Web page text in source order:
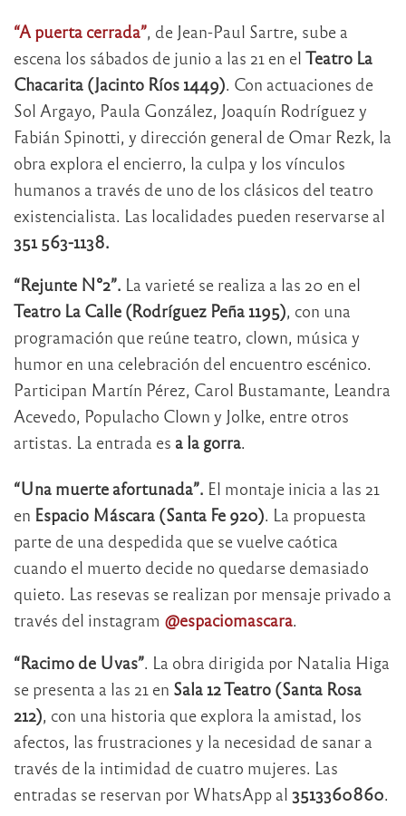
“A puerta cerrada”, de Jean-Paul Sartre, sube a
escena los sábados de junio a las 21 en el Teatro La
Chacarita (Jacinto Ríos 1449). Con actuaciones de
Sol Argayo, Paula González, Joaquín Rodríguez y
Fabián Spinotti, y dirección general de Omar Rezk, la
obra explora el encierro, la culpa y los vínculos
humanos a través de uno de los clásicos del teatro
existencialista. Las localidades pueden reservarse al
351 563-1138.
“Rejunte N°2”. La varieté se realiza a las 20 en el
Teatro La Calle (Rodríguez Peña 1195), con una
programación que reúne teatro, clown, música y
humor en una celebración del encuentro escénico.
Participan Martín Pérez, Carol Bustamante, Leandra
Acevedo, Populacho Clown y Jolke, entre otros
artistas. La entrada es a la gorra.
“Una muerte afortunada”. El montaje inicia a las 21
en Espacio Máscara (Santa Fe 920). La propuesta
parte de una despedida que se vuelve caótica
cuando el muerto decide no quedarse demasiado
quieto. Las resevas se realizan por mensaje privado a
través del instagram @espaciomascara.
“Racimo de Uvas”. La obra dirigida por Natalia Higa
se presenta a las 21 en Sala 12 Teatro (Santa Rosa
212), con una historia que explora la amistad, los
afectos, las frustraciones y la necesidad de sanar a
través de la intimidad de cuatro mujeres. Las
entradas se reservan por WhatsApp al 3513360860.